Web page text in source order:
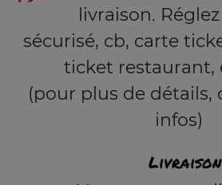
livraison.
sécurisé, cb, carte
ticket restaurant,
(pour plus de détails,
infos)